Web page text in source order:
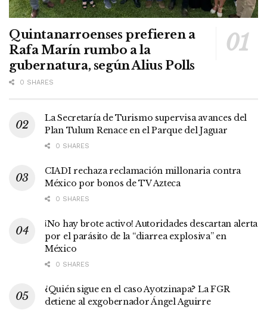
Quintanarroenses prefieren a
Rafa Marín rumbo a la
gubernatura, según Alius Polls
0 SHARES
La Secretaría de Turismo supervisa avances del
Plan Tulum Renace en el Parque del Jaguar
0 SHARES
CIADI rechaza reclamación millonaria contra
México por bonos de TV Azteca
0 SHARES
¡No hay brote activo! Autoridades descartan alerta
por el parásito de la “diarrea explosiva” en
México
0 SHARES
¿Quién sigue en el caso Ayotzinapa? La FGR
detiene al exgobernador Ángel Aguirre